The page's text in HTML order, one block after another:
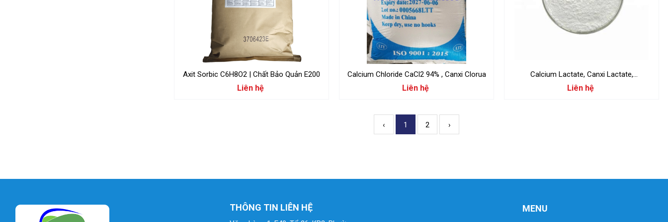
Axit Sorbic C6H8O2 | Chất Bảo Quản E200
Liên hệ
Calcium Chloride CaCl2 94% , Canxi Clorua
Liên hệ
Calcium Lactate, Canxi Lactate,
C6H10CaO6
Liên hệ
‹ 1 2 ›
THÔNG TIN LIÊN HỆ MENU